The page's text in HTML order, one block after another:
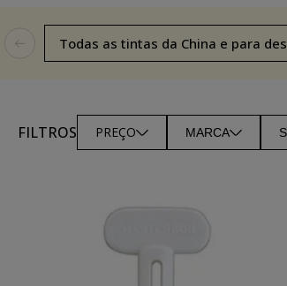
Todas as tintas da China e para
FILTROS PREÇO MARCA